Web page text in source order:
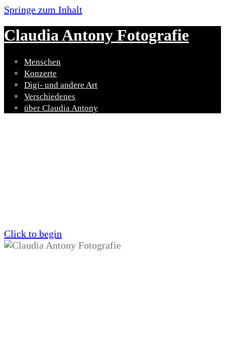
Springe zum Inhalt
Claudia Antony Fotografie
Menschen
Konzerte
Digi- und andere Art
Verschiedenes
über Claudia Antony
Click to begin